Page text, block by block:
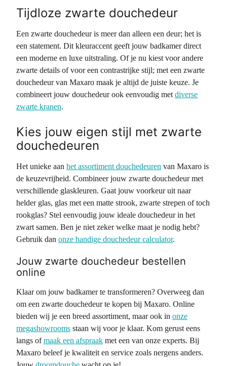
Tijdloze zwarte douchedeur
Een zwarte douchedeur is meer dan alleen een deur; het is
een statement. Dit kleuraccent geeft jouw badkamer direct
een moderne en luxe uitstraling. Of je nu kiest voor andere
zwarte details of voor een contrastrijke stijl; met een zwarte
douchedeur van Maxaro maak je altijd de juiste keuze. Je
combineert jouw douchedeur ook eenvoudig met diverse
zwarte kranen.
Kies jouw eigen stijl met zwarte
douchedeuren
Het unieke aan het assortiment douchedeuren van Maxaro is
de keuzevrijheid. Combineer jouw zwarte douchedeur met
verschillende glaskleuren. Gaat jouw voorkeur uit naar
helder glas, glas met een matte strook, zwarte strepen of toch
rookglas? Stel eenvoudig jouw ideale douchedeur in het
zwart samen. Ben je niet zeker welke maat je nodig hebt?
Gebruik dan onze handige douchedeur calculator.
Jouw zwarte douchedeur bestellen
online
Klaar om jouw badkamer te transformeren? Overweeg dan
om een zwarte douchedeur te kopen bij Maxaro. Online
bieden wij je een breed assortiment, maar ook in onze
megashowrooms staan wij voor je klaar. Kom gerust eens
langs ofmaak een afspraak met een van onze experts. Bij
Maxaro beleef je kwaliteit en service zoals nergens anders.